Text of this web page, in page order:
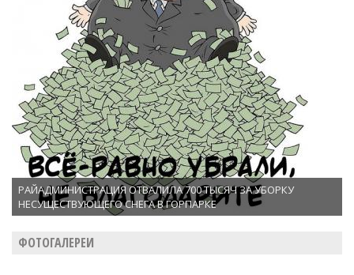
РАЙАДМИНИСТРАЦИЯ ОТВАЛИЛА 700 ТЫСЯЧ ЗА УБОРКУ
НЕСУЩЕСТВУЮЩЕГО СНЕГА В ГОРПАРКЕ
ФОТОГАЛЕРЕИ